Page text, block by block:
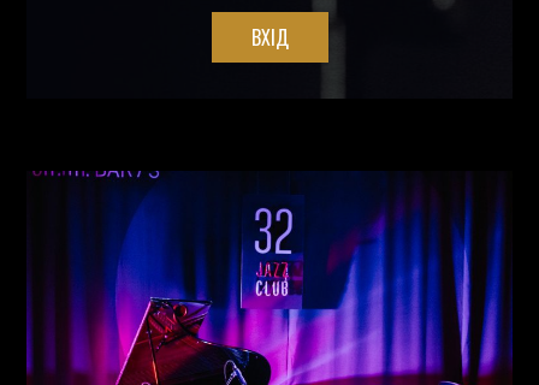
ВХІД